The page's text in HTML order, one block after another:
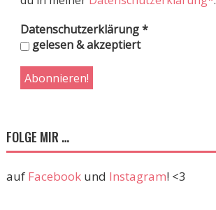
Datenschutzerklärung*
gelesen & akzeptiert
FOLGE MIR …
auf Facebookund Instagram! <3